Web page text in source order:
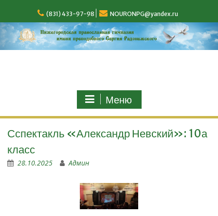
(831) 433-97-98 NOURONPG@yandex.ru
Меню
Сспектакль «Александр Невский»: 10а
класс
28.10.2025 Админ